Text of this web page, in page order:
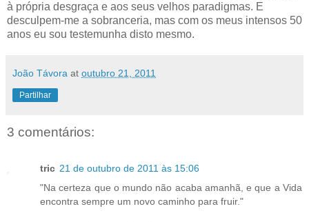
à própria desgraça e aos seus velhos paradigmas. E
desculpem-me a sobranceria, mas com os meus intensos 50
anos eu sou testemunha disto mesmo.
João Távora at outubro 21, 2011
Partilhar
3 comentários:
tric 21 de outubro de 2011 às 15:06
"Na certeza que o mundo não acaba amanhã, e que a Vida
encontra sempre um novo caminho para fruir."